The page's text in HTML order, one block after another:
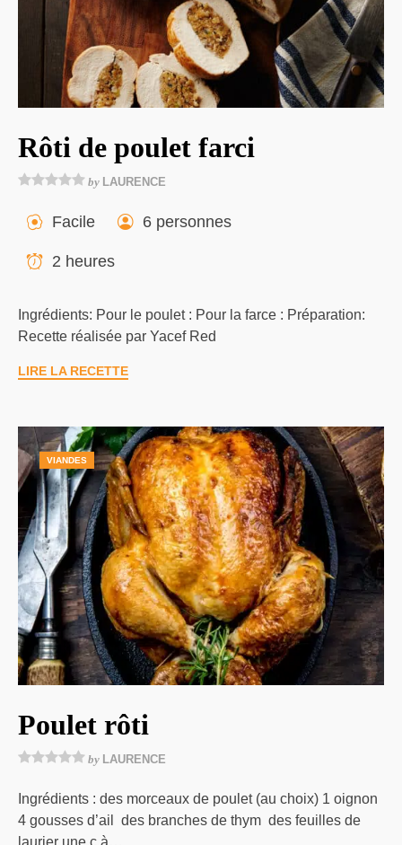
Rôti de poulet farci
by LAURENCE
Facile 6 personnes
2 heures
Ingrédients: Pour le poulet : Pour la farce : Préparation:
Recette réalisée par Yacef Red
LIRE LA RECETTE
VIANDES
Poulet rôti
by LAURENCE
Ingrédients : des morceaux de poulet (au choix) 1 oignon
4 gousses d’ail des branches de thym des feuilles de
laurier une c à…